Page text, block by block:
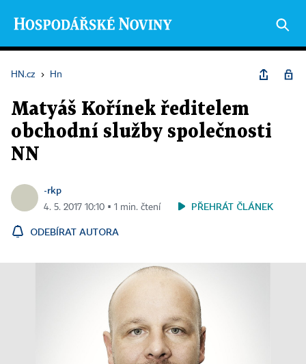
HN.cz › Hn
Matyáš Kořínek ředitelem
obchodní služby společnosti
NN
-rkp
4. 5. 2017 10:10 ▪ 1 min. čtení PŘEHRÁT ČLÁNEK
ODEBÍRAT AUTORA